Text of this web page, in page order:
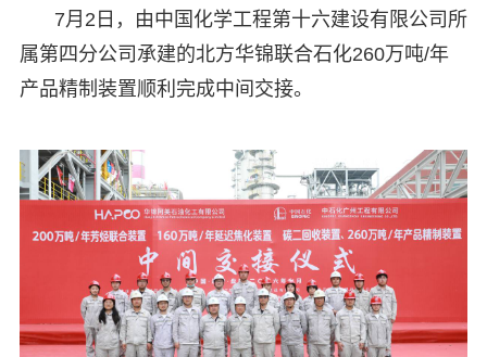
7月2日，由中国化学工程第十六建设有限公司所
属第四分公司承建的北方华锦联合石化260万吨/年
产品精制装置顺利完成中间交接。